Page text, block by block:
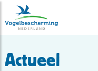
Actueel